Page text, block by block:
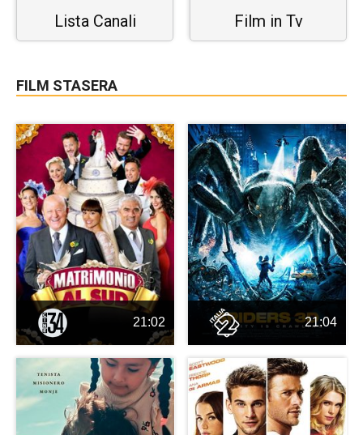
Lista Canali Film in Tv
FILM STASERA
21:02 21:04